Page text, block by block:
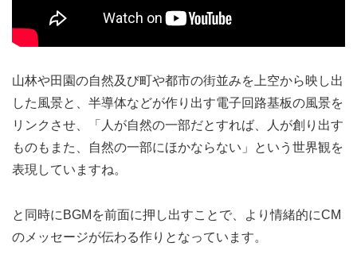
山林や田園の自然及び町や都市の街並みを上空から映し出
した風景と、半導体などが作り出す電子回路基板の風景を
リンクさせ、「人が自然の一部だとすれば、人が創り出す
ものもまた、自然の一部にほかならない」という世界観を
表現していますね。
と同時にBGMを前面に押し出すことで、より情緒的にCM
のメッセージが伝わる作りとなっています。